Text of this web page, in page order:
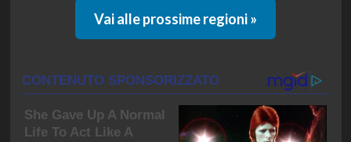
Vai alle prossime regioni »